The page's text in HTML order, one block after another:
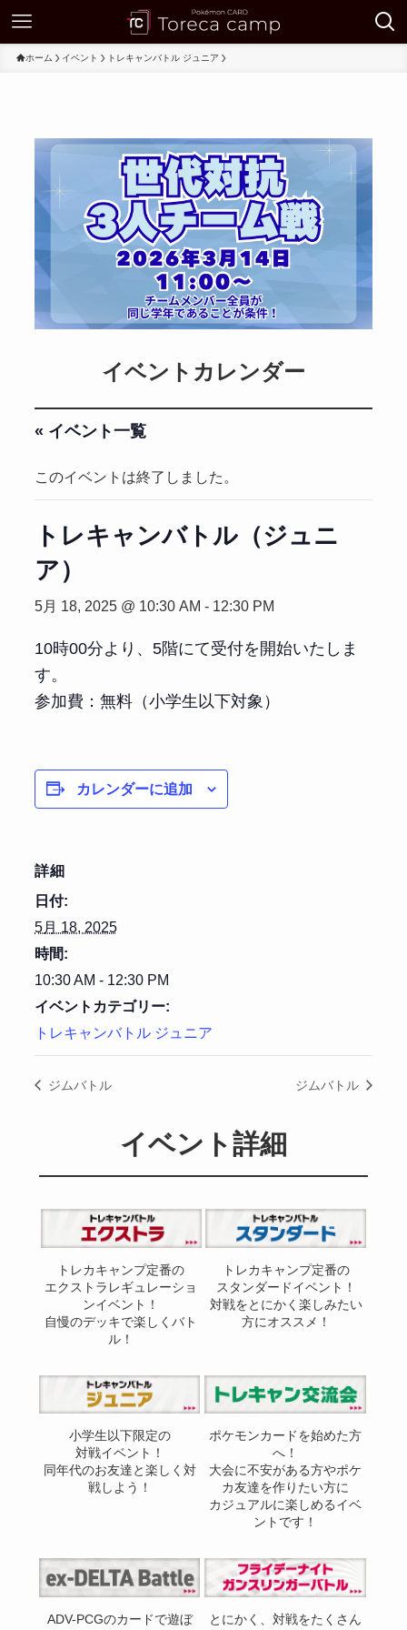
ホーム イベント トレキャンバトル ジュニア
イベントカレンダー
« イベント一覧
このイベントは終了しました。
トレキャンバトル（ジュニ
ア）
5月 18, 2025 @ 10:30 AM - 12:30 PM
10時00分より、5階にて受付を開始いたしま
す。
参加費：無料（小学生以下対象）
カレンダーに追加
詳細
日付:
5月 18, 2025
時間:
10:30 AM - 12:30 PM
イベントカテゴリー:
トレキャンバトル ジュニア
ジムバトル ジムバトル
イベント詳細
トレカキャンプ定番の
エクストラレギュレーショ
ンイベント！
自慢のデッキで楽しくバト
ル！
トレカキャンプ定番の
スタンダードイベント！
対戦をとにかく楽しみたい
方にオススメ！
小学生以下限定の
対戦イベント！
同年代のお友達と楽しく対
戦しよう！
ポケモンカードを始めた方
へ！
大会に不安がある方やポケ
カ友達を作りたい方に
カジュアルに楽しめるイベ
ントです！
ADV-PCGのカードで遊ぼ
とにかく、対戦をたくさん